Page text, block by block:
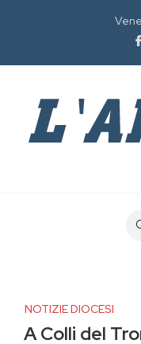
NOTIZIE DIOCESI
A Colli del